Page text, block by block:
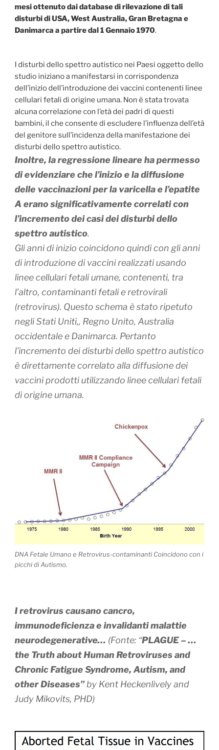
mesi ottenuto dai database di rilevazione di tali
disturbi di USA, West Australia, Gran Bretagna e
Danimarca a partire dal 1 Gennaio 1970.
I disturbi dello spettro autistico nei Paesi oggetto dello
studio iniziano a manifestarsi in corrispondenza
dell’inizio dell’introduzione dei vaccini contenenti linee
cellulari fetali di origine umana. Non è stata trovata
alcuna correlazione con l’età dei padri di questi
bambini, il che consente di escludere l’influenza dell’età
del genitore sull’incidenza della manifestazione dei
disturbi dello spettro autistico.
Inoltre, la regressione lineare ha permesso
di evidenziare che l’inizio e la diffusione
delle vaccinazioni per la varicella e l’epatite
A erano significativamente correlati con
l’incremento dei casi dei disturbi dello
spettro autistico.
Gli anni di inizio coincidono quindi con gli anni
di introduzione di vaccini realizzati usando
linee cellulari fetali umane, contenenti, tra
l’altro, contaminanti fetali e retrovirali
(retrovirus). Questo schema è stato ripetuto
negli Stati Uniti,, Regno Unito, Australia
occidentale e Danimarca. Pertanto
l’incremento dei disturbi dello spettro autistico
è direttamente correlato alla diffusione dei
vaccini prodotti utilizzando linee cellulari fetali
di origine umana.
DNA Fetale Umano e Retrovirus-contaminanti Coincidono con i
picchi di Autismo.
I retrovirus causano cancro,
immunodeficienza e invalidanti malattie
neurodegenerative… (Fonte: “PLAGUE – …
the Truth about Human Retroviruses and
Chronic Fatigue Syndrome, Autism, and
other Diseases”by Kent Heckenlively and
Judy Mikovits, PHD)